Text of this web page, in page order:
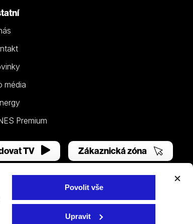
Povolit vše
Upravit
média
Premium
TV Zákaznická zóna